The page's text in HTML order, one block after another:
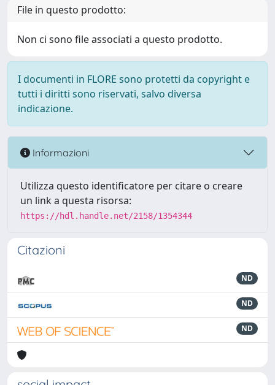
File in questo prodotto:
Non ci sono file associati a questo prodotto.
I documenti in FLORE sono protetti da copyright e
tutti i diritti sono riservati, salvo diversa
indicazione.
Informazioni
Utilizza questo identificatore per citare o creare
un link a questa risorsa:
https://hdl.handle.net/2158/1354344
Citazioni
ND
ND
ND